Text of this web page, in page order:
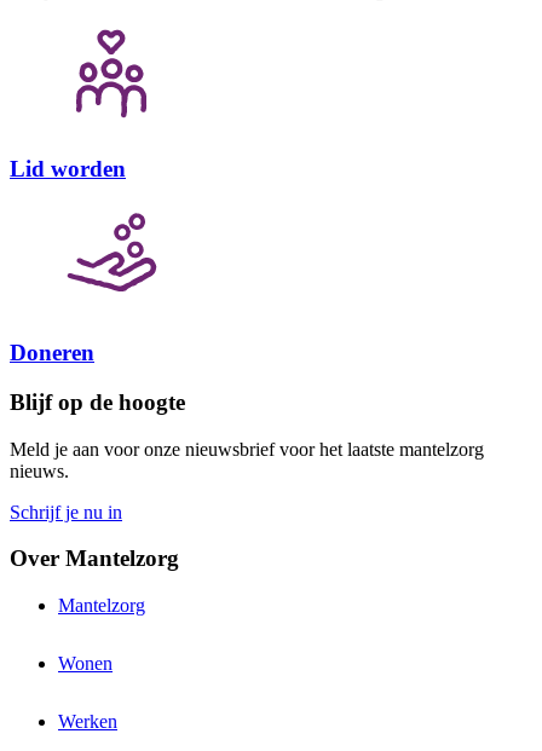
Lid worden
Doneren
Blijf op de hoogte
Meld je aan voor onze nieuwsbrief voor het laatste mantelzorg
nieuws.
Schrijf je nu in
Over Mantelzorg
Mantelzorg
Wonen
Werken